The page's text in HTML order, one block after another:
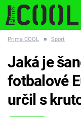
ESCAPE PLNEJ
Prima COOL ■ Sport
Jaká je
fotbalové
určil s